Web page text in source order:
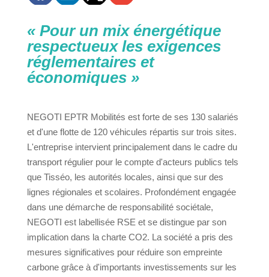
« Pour un mix énergétique
respectueux les exigences
réglementaires et
économiques »
NEGOTI EPTR Mobilités est forte de ses 130 salariés
et d'une flotte de 120 véhicules répartis sur trois sites.
L'entreprise intervient principalement dans le cadre du
transport régulier pour le compte d'acteurs publics tels
que Tisséo, les autorités locales, ainsi que sur des
lignes régionales et scolaires. Profondément engagée
dans une démarche de responsabilité sociétale,
NEGOTI est labellisée RSE et se distingue par son
implication dans la charte CO2. La société a pris des
mesures significatives pour réduire son empreinte
carbone grâce à d'importants investissements sur les